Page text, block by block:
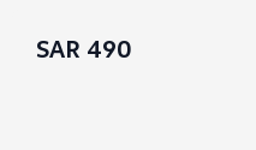
490 SAR